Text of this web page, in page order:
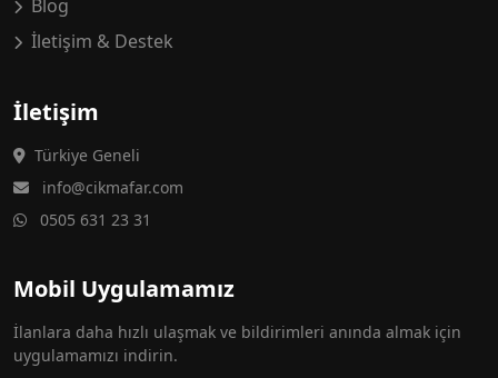
Blog
İletişim & Destek
İletişim
Türkiye Geneli
info@cikmafar.com
0505 631 23 31
Mobil Uygulamamız
İlanlara daha hızlı ulaşmak ve bildirimleri anında almak için
uygulamamızı indirin.